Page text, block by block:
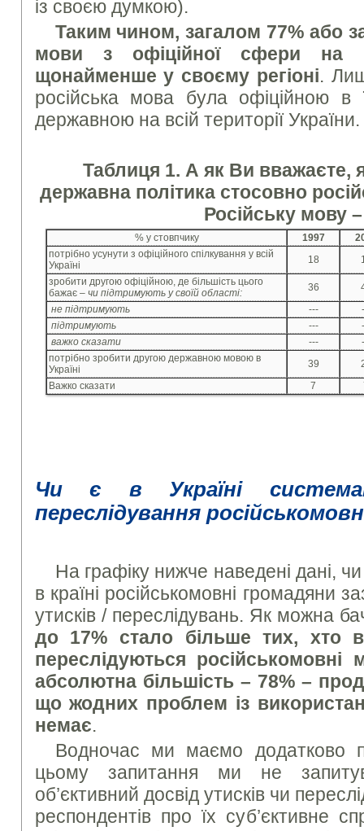
із своєю думкою).
Таким чином, загалом 77% або
мови з офіційної сфери на
щонайменше у своєму регіоні.
російська мова була офіційною в
державною на всій території України.
Таблиця 1. А як Ви вважаєте,
державна політика стосовно
Російську мову
% у стовпчику 1997
потрібно усунути з офіційного спілкування у всій
Україні
18
зробити другою офіційною, де більшість цього
бажає – чи підтримують у своїй області: 36
не підтримують
---
підтримують
---
важко сказати
---
потрібно зробити другою державною мовою в
Україні
39
Важко сказати
7
Чи є в Україні
переслідування
На графіку нижче наведені дані,
в країні російськомовні громадяни
утисків / переслідувань. Як можна
до 17% стало більше тих, хто
переслідуються
абсолютна більшість – 78% –
що жодних проблем із
немає.
Водночас ми маємо додатково
цьому запитання ми не
об’єктивний досвід утисків чи
респондентів про їх суб’єктивне